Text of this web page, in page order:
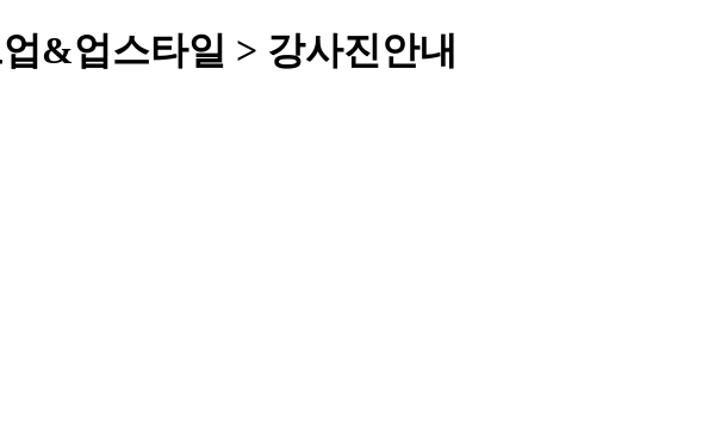
&업스타일 > 강사진안내